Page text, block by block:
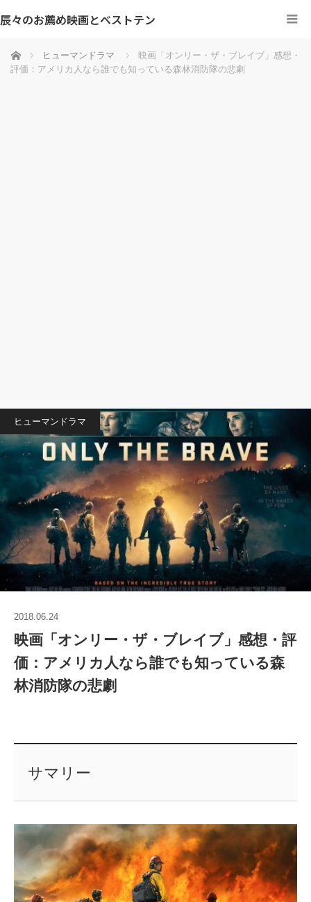
辰々のお薦め映画とベストテン
ホーム ヒューマンドラマ
映画「オンリー・ザ・ブレイブ」感想・
評価：アメリカ人なら誰でも知っている森林消防隊の悲劇
ヒューマンドラマ
2018.06.24
映画「オンリー・ザ・ブレイブ」感想・評
価：アメリカ人なら誰でも知っている森
林消防隊の悲劇
サマリー